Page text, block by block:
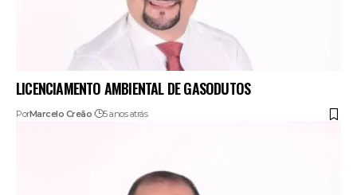
LICENCIAMENTO AMBIENTAL DE GASODUTOS
PorMarcelo Creão 5 anos atrás